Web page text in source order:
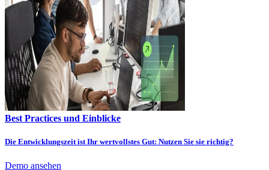
Best Practices und Einblicke
Die Entwicklungszeit ist Ihr wertvollstes Gut: Nutzen Sie sie richtig?
Demo ansehen